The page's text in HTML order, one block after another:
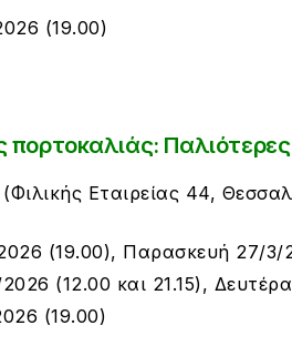
(19.00)
πορτοκαλιάς: Π
(Φιλικής Εταιρείας 44,
(19.00), Παρασκευή 27/
(12.00 και 21.15),
(19.00)